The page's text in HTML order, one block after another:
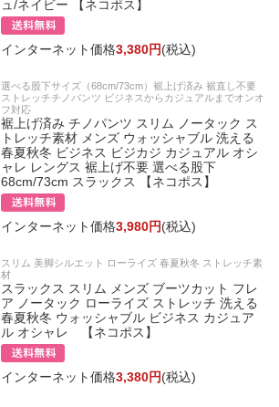
ュ/ネイビー 【ネコポス】
インターネット価格3,380円(税込)
選べる股下サイズ（68cm/73cm）裾上げ済み 裾直し不要
ストレッチチノパンツ ビジネスからカジュアルまでオンオ
フ対応
裾上げ済み チノパンツ スリム ノータック ス
トレッチ素材 メンズ ウォッシャブル 洗える
春夏秋冬 ビジネス ビジカジ カジュアル オシ
ャレ レングス 裾上げ不要 選べる股下
68cm/73cm スラックス 【ネコポス】
インターネット価格3,980円(税込)
スリム 美脚シルエット ローライズ 春夏秋冬 ストレッチ素
材
スラックス スリム メンズ ブーツカット フレ
ア ノータック ローライズ ストレッチ 洗える
春夏秋冬 ウォッシャブル ビジネス カジュア
ル オシャレ 【ネコポス】
インターネット価格3,380円(税込)